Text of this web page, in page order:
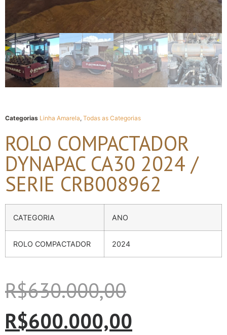
Categorias Linha Amarela, Todas as Categorias
ROLO COMPACTADOR
DYNAPAC CA30 2024 /
SERIE CRB008962
CATEGORIA ANO
ROLO COMPACTADOR 2024
R$630.000,00
R$600.000,00